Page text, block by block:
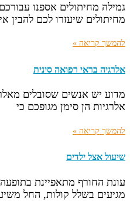
גמילה מחיתולים אספנו
מחיתולים שיעזרו לכם להבין
להמשך קריאה »
אלרגיה בראי רפואה סינית
מדוע יש אנשים שסובלים
אלרגיות הן סימן מגופכם כי
להמשך קריאה »
שיעול אצל ילדים
עונת החורף מתאפיינת
מגיעים בשלל קולות, החל